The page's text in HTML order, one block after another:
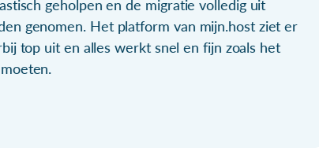
geholpen en de migratie volledig uit
genomen. Het platform van mijn.host ziet er
top uit en alles werkt snel en fijn zoals het